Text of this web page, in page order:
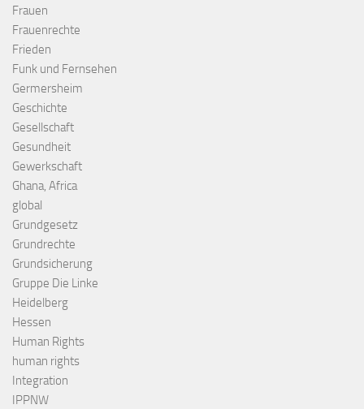
Frauen
Frauenrechte
Frieden
Funk und Fernsehen
Germersheim
Geschichte
Gesellschaft
Gesundheit
Gewerkschaft
Ghana, Africa
global
Grundgesetz
Grundrechte
Grundsicherung
Gruppe Die Linke
Heidelberg
Hessen
Human Rights
human rights
Integration
IPPNW